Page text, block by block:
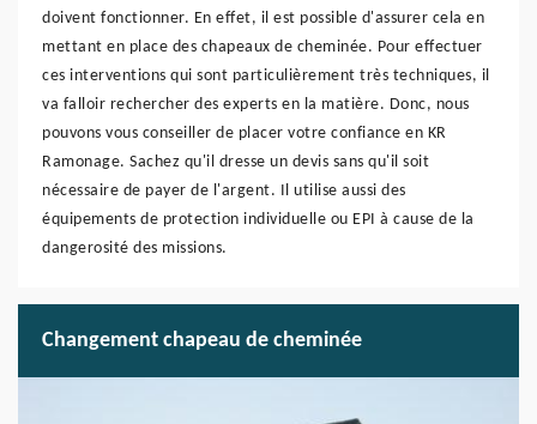
doivent fonctionner. En effet, il est possible d'assurer cela en
mettant en place des chapeaux de cheminée. Pour effectuer
ces interventions qui sont particulièrement très techniques, il
va falloir rechercher des experts en la matière. Donc, nous
pouvons vous conseiller de placer votre confiance en KR
Ramonage. Sachez qu'il dresse un devis sans qu'il soit
nécessaire de payer de l'argent. Il utilise aussi des
équipements de protection individuelle ou EPI à cause de la
dangerosité des missions.
Changement chapeau de cheminée